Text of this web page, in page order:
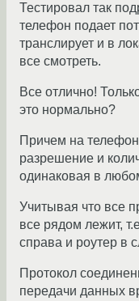
Тестировал так
телефон подает
транслирует и в
все смотреть.
Все отлично!
это нормально?
Причем на
разрешение и
одинаковая в
Учитывая что все
все рядом лежит,
справа и роутер в
Протокол
передачи данных